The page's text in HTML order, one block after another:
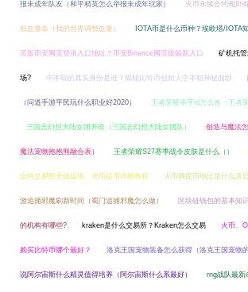
报未成年队友（和平精英怎么举报未成年玩家） 火币永续合约规则
低血量条（我的世界调整血量） IOTA币是什么币种？埃欧塔/IOTA
页版币安网页登录入口地址？币安Binance网页版最新入口 矿机托
场? 中本聪的真实身份是谁？揭秘比特币创始人中本聪神秘面纱
（问道手游平民玩什么职业好2020） 王者荣耀单字id怎么改（王者
三国志幻想大陆女团养谁（三国志幻想大陆女团队） 创造与魔法
魔法宠物抱抱熊融合表） 王者荣耀S27赛季战令皮肤是什么（）
比特交易所充值提现、充币提币详细教程 火币网提币地址是什么意
游追捕邪魔刷新时间（蜀门追捕邪魔怎么做） 区块链钱包的基本知
的机构有哪些? kraken是什么交易所？Kraken怎么交易 火币、
购买比特币哪个最好？ 洛克王国宠物装备怎么获得（洛克王国宠物
说阿尔宙斯什么精灵值得培养（阿尔宙斯什么系最好） rng战队最新